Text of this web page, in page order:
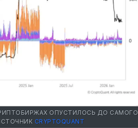
ОПУСТИЛОСЬ ДО САМОГО
CRYPTOQUANT